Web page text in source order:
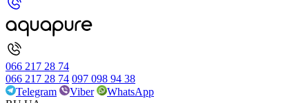
066 217 28 74
066 217 28 74 097 098 94 38
Telegram
Viber
WhatsApp